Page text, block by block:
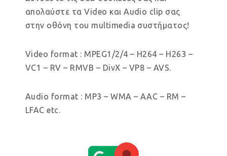
απολαύστε τα Video και Audio clip σας
στην οθόνη του multimedia συστήματος!
Video format : MPEG1/2/4 – H264 – H263 –
VC1 – RV – RMVB – DivX – VP8 – AVS.
Audio format : MP3 – WMA – AAC – RM –
LFAC etc.